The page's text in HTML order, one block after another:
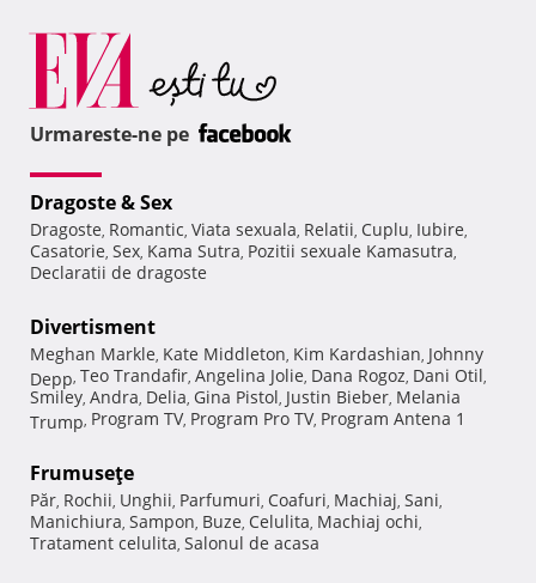
Urmareste-ne pe
Dragoste & Sex
Dragoste, Romantic, Viata sexuala, Relatii, Cuplu, Iubire,
Casatorie, Sex, Kama Sutra, Pozitii sexuale Kamasutra,
Declaratii de dragoste
Divertisment
Meghan Markle, Kate Middleton, Kim Kardashian, Johnny
Depp, Teo Trandafir, Angelina Jolie, Dana Rogoz, Dani Otil,
Smiley, Andra, Delia, Gina Pistol, Justin Bieber, Melania
Trump, Program TV, Program Pro TV, Program Antena 1
Frumuseţe
Păr, Rochii, Unghii, Parfumuri, Coafuri, Machiaj, Sani,
Manichiura, Sampon, Buze, Celulita, Machiaj ochi,
Tratament celulita, Salonul de acasa